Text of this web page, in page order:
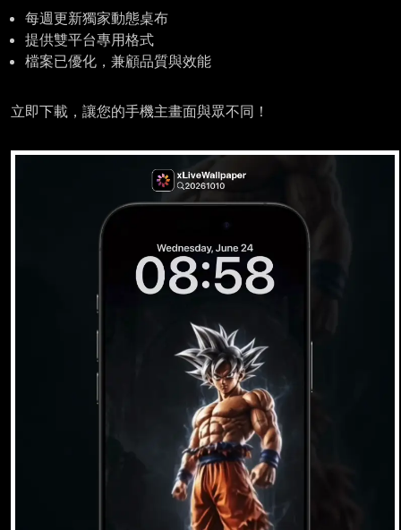
每週更新獨家動態桌布
提供雙平台專用格式
檔案已優化，兼顧品質與效能
立即下載，讓您的手機主畫面與眾不同！